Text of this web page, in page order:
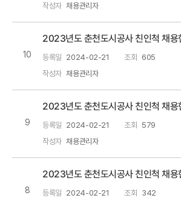
작성자 채용관리자
10
2023년도 춘천도시공사 친인척 채
등록일 2024-02-21 조회 605
작성자 채용관리자
9
2023년도 춘천도시공사 친인척 채
등록일 2024-02-21 조회 579
작성자 채용관리자
8
2023년도 춘천도시공사 친인척 채
등록일 2024-02-21 조회 342